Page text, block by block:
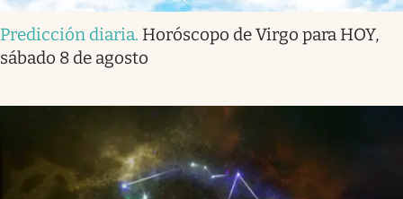
Predicción diaria. Horóscopo de Virgo para HOY,
sábado 8 de agosto